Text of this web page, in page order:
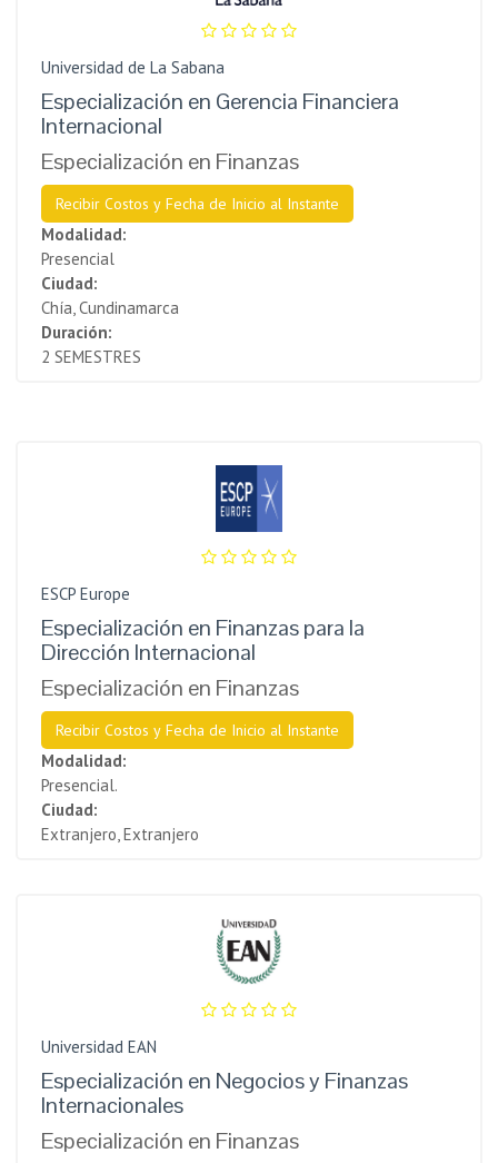
Universidad de La Sabana
Especialización en Gerencia Financiera
Internacional
Especialización en Finanzas
Recibir Costos y Fecha de Inicio al Instante
Modalidad:
Presencial
Ciudad:
Chía, Cundinamarca
Duración:
2 SEMESTRES
ESCP Europe
Especialización en Finanzas para la
Dirección Internacional
Especialización en Finanzas
Recibir Costos y Fecha de Inicio al Instante
Modalidad:
Presencial.
Ciudad:
Extranjero, Extranjero
Universidad EAN
Especialización en Negocios y Finanzas
Internacionales
Especialización en Finanzas